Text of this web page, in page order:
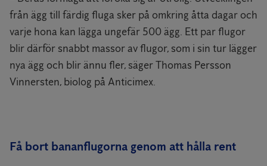
från ägg till färdig fluga sker på omkring åtta dagar och
varje hona kan lägga ungefär 500 ägg. Ett par flugor
blir därför snabbt massor av flugor, som i sin tur lägger
nya ägg och blir ännu fler, säger Thomas Persson
Vinnersten, biolog på Anticimex.
Få bort bananflugorna genom att hålla rent